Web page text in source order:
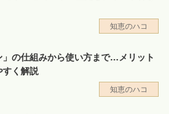
知恵のハコ
」の仕組みから使い方まで…メリット
すく解説
知恵のハコ